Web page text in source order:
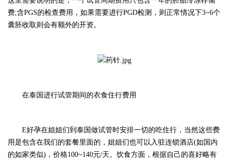
费;含PGS的检查费用，如果需要进行PGD检测，则正常情况下3~6个
囊胚收取 则会有额外的开资 。
在泰 国进行试管期间的衣食住行费用
E好孕在姐姐们到泰国做试管时安排一切的吃住行，当然这些费
用是包含在我们的套餐里面的，姐姐们也可以入驻连锁酒店(如国内
的如家类似)，价格100~140元/天。饮食方面，根据自己的喜好略有